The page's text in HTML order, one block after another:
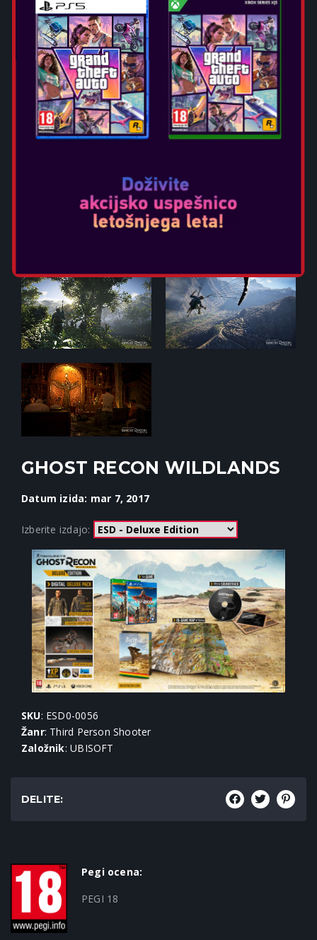
GHOST RECON WILDLANDS
Datum izida: mar 7, 2017
Izberite izdajo:
SKU: ESD0-0056
Žanr: Third Person Shooter
Založnik: UBISOFT
DELITE:
Pegi ocena:
PEGI 18